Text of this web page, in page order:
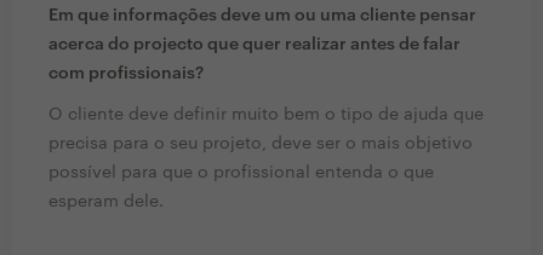
Em que informações deve um ou uma cliente pensar
acerca do projecto que quer realizar antes de falar
com profissionais?
O cliente deve definir muito bem o tipo de ajuda que
precisa para o seu projeto, deve ser o mais objetivo
possível para que o profissional entenda o que
esperam dele.